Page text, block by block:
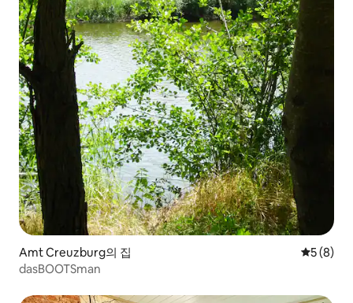
Amt Creuzburg의 집 평점 5점
5 (8)
dasBOOTSman